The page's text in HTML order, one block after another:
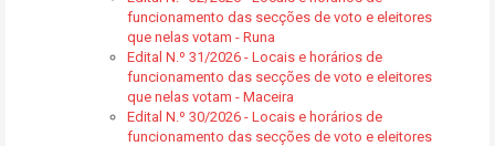
funcionamento das secções de voto e eleitores
que nelas votam - Runa
Edital N.º 31/2026 - Locais e horários de
funcionamento das secções de voto e eleitores
que nelas votam - Maceira
Edital N.º 30/2026 - Locais e horários de
funcionamento das secções de voto e eleitores